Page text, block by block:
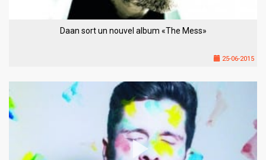
Daan sort un nouvel album «The Mess»
25-06-2015